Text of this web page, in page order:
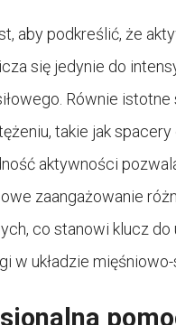
aby podkreślić, że
się jedynie do
Równie
takie jak spacery
aktywności
zaangażowanie
co stanowi klucz do
w układzie